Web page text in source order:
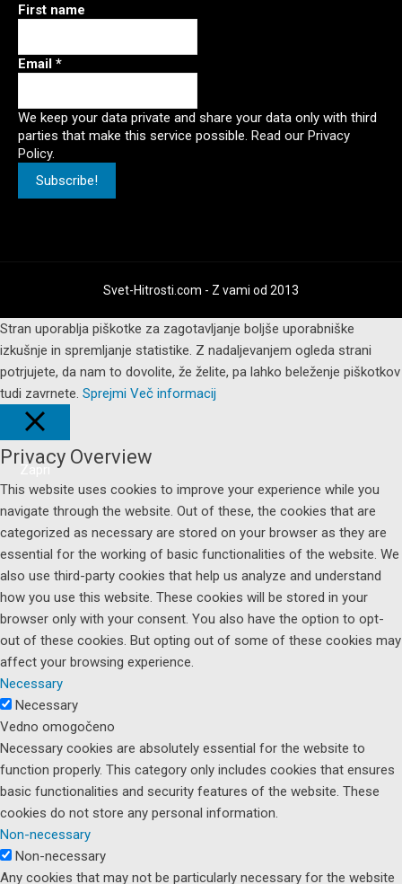
First name
Email *
We keep your data private and share your data only with third
parties that make this service possible. Read our Privacy
Policy.
Svet-Hitrosti.com - Z vami od 2013
Stran uporablja piškotke za zagotavljanje boljše uporabniške
izkušnje in spremljanje statistike. Z nadaljevanjem ogleda strani
potrjujete, da nam to dovolite, že želite, pa lahko beleženje piškotkov
tudi zavrnete. Sprejmi Več informacij
Privacy Overview
This website uses cookies to improve your experience while you
navigate through the website. Out of these, the cookies that are
categorized as necessary are stored on your browser as they are
essential for the working of basic functionalities of the website. We
also use third-party cookies that help us analyze and understand
how you use this website. These cookies will be stored in your
browser only with your consent. You also have the option to opt-
out of these cookies. But opting out of some of these cookies may
affect your browsing experience.
Necessary
Necessary
Vedno omogočeno
Necessary cookies are absolutely essential for the website to
function properly. This category only includes cookies that ensures
basic functionalities and security features of the website. These
cookies do not store any personal information.
Non-necessary
Non-necessary
Any cookies that may not be particularly necessary for the website